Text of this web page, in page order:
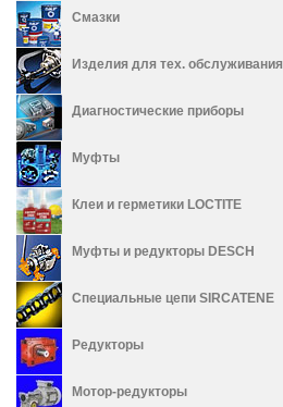
Смазки
Изделия для тех. обслуживания
Диагностические приборы
Муфты
Клеи и герметики LOCTITE
Муфты и редукторы DESCH
Специальные цепи SIRCATENE
Редукторы
Мотор-редукторы